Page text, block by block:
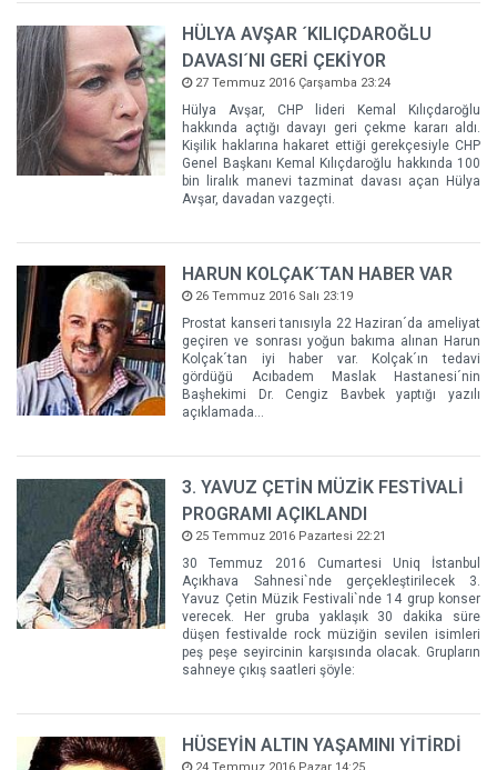
HÜLYA AVŞAR ´KILIÇDAROĞLU
DAVASI´NI GERİ ÇEKİYOR
27 Temmuz 2016 Çarşamba 23:24
Hülya Avşar, CHP lideri Kemal Kılıçdaroğlu
hakkında açtığı davayı geri çekme kararı aldı.
Kişilik haklarına hakaret ettiği gerekçesiyle CHP
Genel Başkanı Kemal Kılıçdaroğlu hakkında 100
bin liralık manevi tazminat davası açan Hülya
Avşar, davadan vazgeçti.
HARUN KOLÇAK´TAN HABER VAR
26 Temmuz 2016 Salı 23:19
Prostat kanseri tanısıyla 22 Haziran´da ameliyat
geçiren ve sonrası yoğun bakıma alınan Harun
Kolçak´tan iyi haber var. Kolçak´ın tedavi
gördüğü Acıbadem Maslak Hastanesi´nin
Başhekimi Dr. Cengiz Bavbek yaptığı yazılı
açıklamada...
3. YAVUZ ÇETİN MÜZİK FESTİVALİ
PROGRAMI AÇIKLANDI
25 Temmuz 2016 Pazartesi 22:21
30 Temmuz 2016 Cumartesi Uniq İstanbul
Açıkhava Sahnesi`nde gerçekleştirilecek 3.
Yavuz Çetin Müzik Festivali`nde 14 grup konser
verecek. Her gruba yaklaşık 30 dakika süre
düşen festivalde rock müziğin sevilen isimleri
peş peşe seyircinin karşısında olacak. Grupların
sahneye çıkış saatleri şöyle:
HÜSEYİN ALTIN YAŞAMINI YİTİRDİ